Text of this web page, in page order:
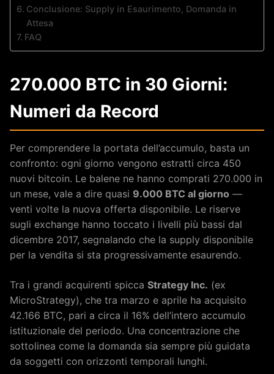
Conclusione: Supply in Esaurimento, Domanda in
Attesa
FAQ
270.000 BTC in 30 Giorni:
Numeri da Record
Per comprendere la portata dell’accumulo, basta un
confronto: ogni giorno vengono estratti circa 450
nuovi bitcoin. Le balene ne hanno comprati 270.000 in
un mese, vale a dire quasi 9.000 BTC al giorno —
venti volte la nuova offerta disponibile. Le riserve
sugli exchange hanno toccato i livelli più bassi dal
dicembre 2017, segnalando che la supply disponibile
per la vendita si sta progressivamente esaurendo.
Tra i grandi acquirenti spicca Strategy Inc. (ex
MicroStrategy), che tra marzo e aprile ha acquisito
42.166 BTC, pari a circa il 16% dell’intero accumulo
istituzionale del periodo. Una concentrazione che
sottolinea come la domanda sia sempre più guidata
da soggetti con orizzonti temporali lunghi.